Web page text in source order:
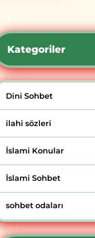
Kategoriler
Dini Sohbet
ilahi sözleri
İslami Konular
İslami Sohbet
sohbet odaları